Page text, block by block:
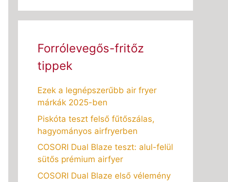
Forrólevegős-fritőz
tippek
Ezek a legnépszerűbb air fryer
márkák 2025-ben
Piskóta teszt felső fűtőszálas,
hagyományos airfryerben
COSORI Dual Blaze teszt: alul-felül
sütős prémium airfyer
COSORI Dual Blaze első vélemény